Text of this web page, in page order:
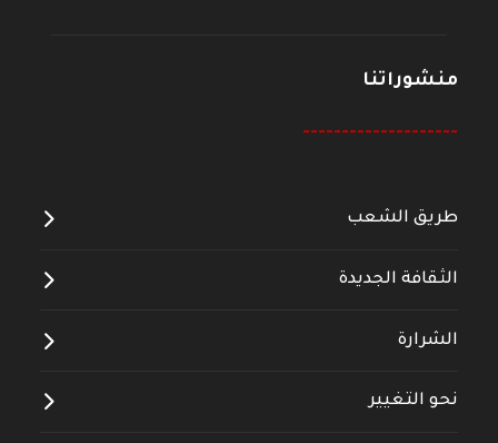
منشوراتنا
--------------------
طريق الشعب
الثقافة الجديدة
الشرارة
نحو التغيير